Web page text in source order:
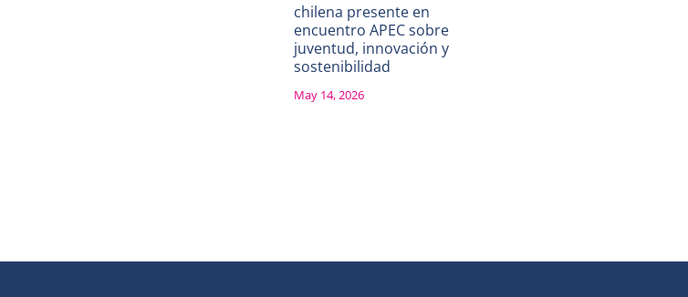
chilena presente en
encuentro APEC sobre
juventud, innovación y
sostenibilidad
May 14, 2026